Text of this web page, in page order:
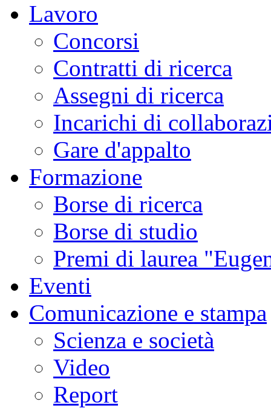
Lavoro
Concorsi
Contratti di ricerca
Assegni di ricerca
Incarichi di
Gare d'appalto
Formazione
Borse di ricerca
Borse di studio
Premi di laurea
Eventi
Comunicazione e stampa
Scienza e società
Video
Report